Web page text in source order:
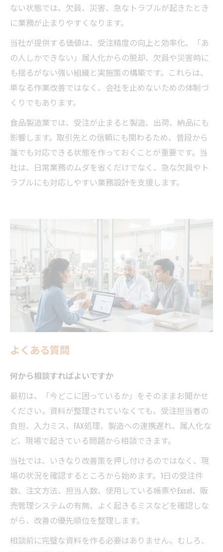
ない状態では、欠員、災害、急なトラブルが起きたとき
に業務が止まりやすくなります。
当社が提供する価値は、受注精度の向上と効率化、「あ
の人しかできない」属人化からの脱却、欠員や災害時に
も揺るがない強い組織と実施策の構築です。これらは、
単なる作業改善ではなく、会社を止めないための体制づ
くりでもあります。
食品製造業では、受注が止まると製造、出荷、納品にも
影響します。取引先との信頼にも関わるため、普段から
誰でも対応できる状態を作っておくことが重要です。当
社は、日常業務のムダを省くだけでなく、急な欠員やト
ラブルにも対応しやすい業務設計を支援します。
よくある質問
何から相談すればよいですか
最初は、「今どこに困っているか」をそのままお聞かせ
ください。資料が整理されていなくても、受注担当者の
負担、入力ミス、FAX処理、製造への連携遅れ、属人化な
ど、現場で起きている問題から相談できます。
当社では、いきなり改善策を押し付けるのではなく、現
場の状況を確認するところから始めます。1日の受注件
数、注文方法、担当人数、使用している帳票やExcel、販
売管理システムの有無、よく起きるミスなどを確認しな
がら、改善の優先順位を整理します。
相談前に完璧な資料を作る必要はありません。むしろ、